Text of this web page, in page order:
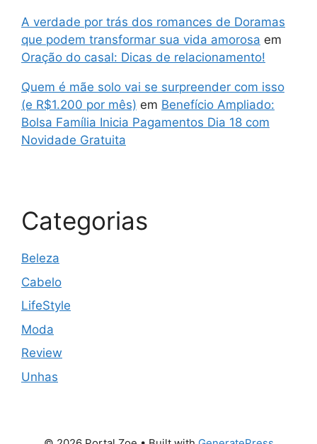
A verdade por trás dos romances de Doramas
que podem transformar sua vida amorosa em
Oração do casal: Dicas de relacionamento!
Quem é mãe solo vai se surpreender com isso
(e R$1.200 por mês) em Benefício Ampliado:
Bolsa Família Inicia Pagamentos Dia 18 com
Novidade Gratuita
Categorias
Beleza
Cabelo
LifeStyle
Moda
Review
Unhas